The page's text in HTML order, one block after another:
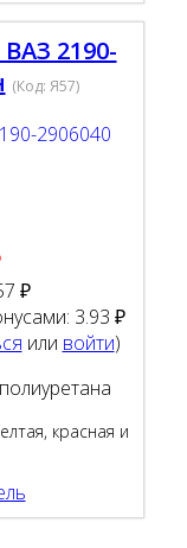
2190-
(Код: Я57)
₽
3.93 ₽
или войти)
красная и